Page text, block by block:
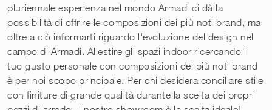
pluriennale esperienza nel mondo Armadi ci dà la
possibilità di offrire le composizioni dei più noti brand, ma
oltre a ciò informarti riguardo l'evoluzione del design nel
campo di Armadi. Allestire gli spazi indoor ricercando il
tuo gusto personale con composizioni dei più noti brand
è per noi scopo principale. Per chi desidera conciliare stile
con finiture di grande qualità durante la scelta dei propri